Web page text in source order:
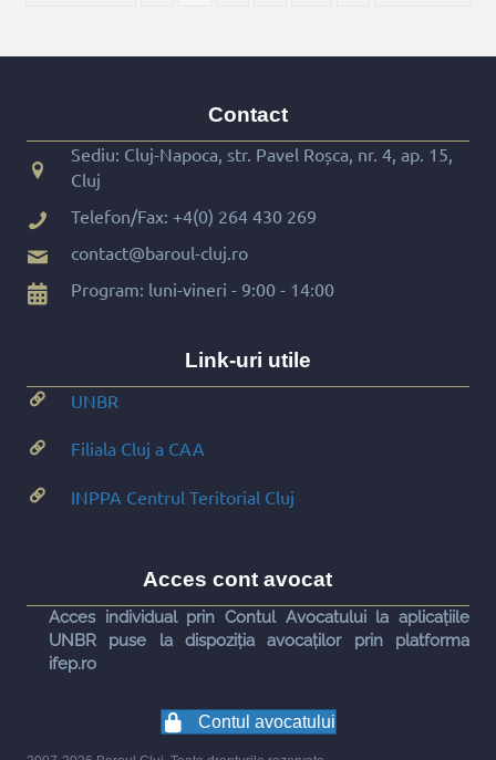
Contact
Sediu: Cluj-Napoca, str. Pavel Roșca, nr. 4, ap. 15,
Cluj
Telefon/Fax: +4(0) 264 430 269
contact@baroul-cluj.ro
Program: luni-vineri - 9:00 - 14:00
Link-uri utile
UNBR
Filiala Cluj a CAA
INPPA Centrul Teritorial Cluj
Acces cont avocat
Acces individual prin Contul Avocatului la aplicațiile
UNBR puse la dispoziția avocaților prin platforma
ifep.ro
Contul avocatului